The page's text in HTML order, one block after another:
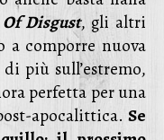
Of Disgust, gli altri
a comporre nuova
più sull’estremo,
perfetta per una
apocalittica. Se